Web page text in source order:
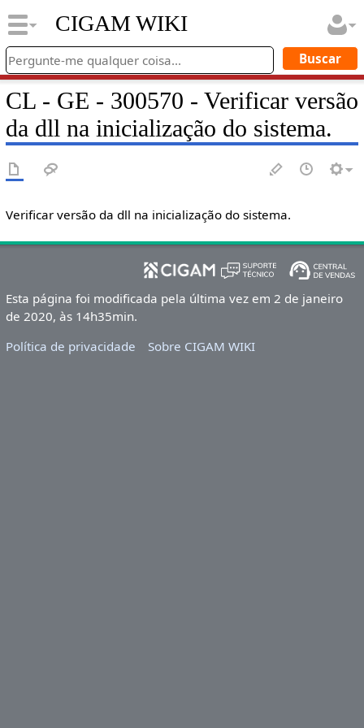
CIGAM WIKI
CL - GE - 300570 - Verificar versão
da dll na inicialização do sistema.
Verificar versão da dll na inicialização do sistema.
Esta página foi modificada pela última vez em 2 de janeiro
de 2020, às 14h35min.
Política de privacidade
Sobre CIGAM WIKI